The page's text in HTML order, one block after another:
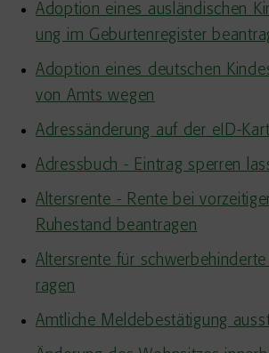
Adoption eines ausländischen
ung im Geburtenregister
Adoption eines deutschen
von Amts wegen
Adressänderung auf der eID-
Adressbuch - Eintrag sperren
Altersrente - Rente bei
Ruhestand beantragen
Altersrente für
ragen
Amtliche Meldebestätigung